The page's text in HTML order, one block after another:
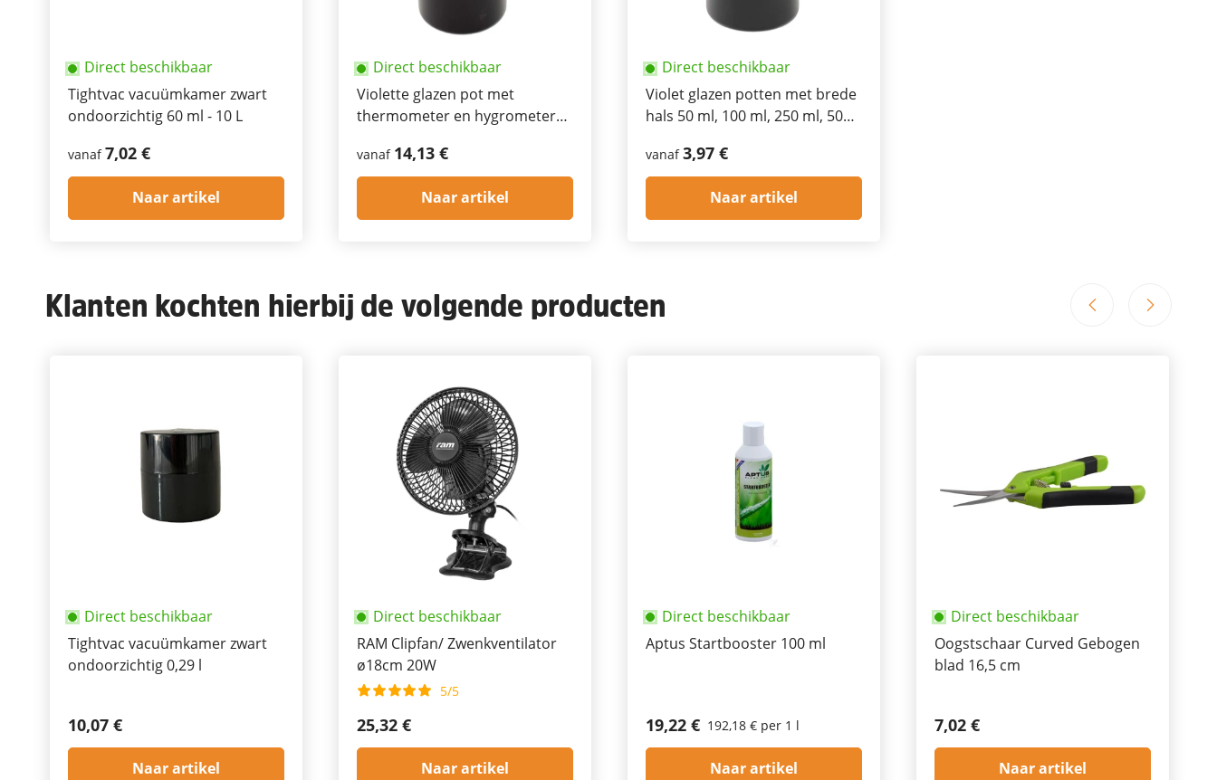
Direct beschikbaar
Tightvac vacuümkamer zwart
ondoorzichtig 60 ml - 10 L
vanaf 7,02 €
Naar artikel
Direct beschikbaar
Violette glazen pot met
thermometer en hygrometer
1 l
vanaf 14,13 €
Naar artikel
Direct beschikbaar
Violet glazen potten met brede
hals 50 ml, 100 ml, 250 ml, 500
vanaf 3,97 €
Naar artikel
Klanten kochten hierbij de volgende producten
Direct beschikbaar
Tightvac vacuümkamer zwart
ondoorzichtig 0,29 l
10,07 €
Naar artikel
Direct beschikbaar
RAM Clipfan/ Zwenkventilator
ø18cm 20W
5/5
25,32 €
Naar artikel
Direct beschikbaar
Aptus Startbooster 100 ml
19,22 € 192,18 € per 1 l
Naar artikel
Direct beschikbaar
Oogstschaar Curved Gebogen
blad 16,5 cm
7,02 €
Naar artikel